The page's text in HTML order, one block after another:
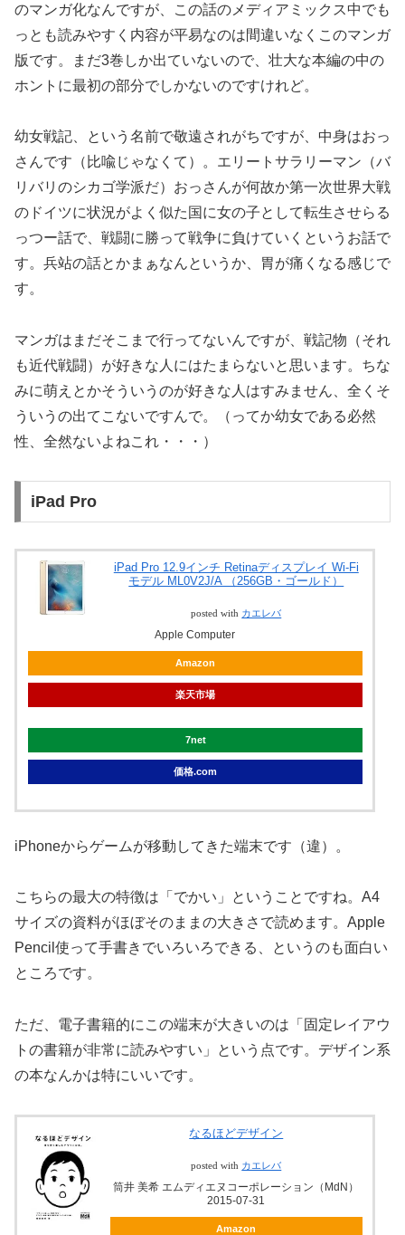
のマンガ化なんですが、この話のメディアミックス中でも
っとも読みやすく内容が平易なのは間違いなくこのマンガ
版です。まだ3巻しか出ていないので、壮大な本編の中の
ホントに最初の部分でしかないのですけれど。
幼女戦記、という名前で敬遠されがちですが、中身はおっ
さんです（比喩じゃなくて）。エリートサラリーマン（バ
リバリのシカゴ学派だ）おっさんが何故か第一次世界大戦
のドイツに状況がよく似た国に女の子として転生させらる
っつー話で、戦闘に勝って戦争に負けていくというお話で
す。兵站の話とかまぁなんというか、胃が痛くなる感じで
す。
マンガはまだそこまで行ってないんですが、戦記物（それ
も近代戦闘）が好きな人にはたまらないと思います。ちな
みに萌えとかそういうのが好きな人はすみません、全くそ
ういうの出てこないですんで。（ってか幼女である必然
性、全然ないよねこれ・・・）
iPad Pro
iPad Pro 12.9インチ Retinaディスプレイ Wi-Fi
モデル ML0V2J/A （256GB・ゴールド）
posted with カエレバ
Apple Computer
Amazon
楽天市場
7net
価格.com
iPhoneからゲームが移動してきた端末です（違）。
こちらの最大の特徴は「でかい」ということですね。A4
サイズの資料がほぼそのままの大きさで読めます。Apple
Pencil使って手書きでいろいろできる、というのも面白い
ところです。
ただ、電子書籍的にこの端末が大きいのは「固定レイアウ
トの書籍が非常に読みやすい」という点です。デザイン系
の本なんかは特にいいです。
なるほどデザイン
posted with カエレバ
筒井 美希 エムディエヌコーポレーション（MdN）
2015-07-31
Amazon